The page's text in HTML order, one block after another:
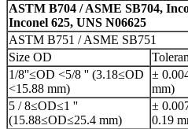
ASTM B704 / ASME SB704,
Inconel 625, UNS N06625
ASTM B751 / ASME SB751
Size OD
1/8''≤OD <5/8 '' (3.18≤OD
<15.88 mm)
±
mm)
5 / 8≤OD≤1 ''
(15.88≤OD≤25.4 mm)
±
0.19